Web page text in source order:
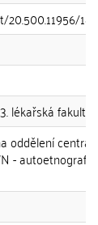
lékařská fakulta
oddělení
-